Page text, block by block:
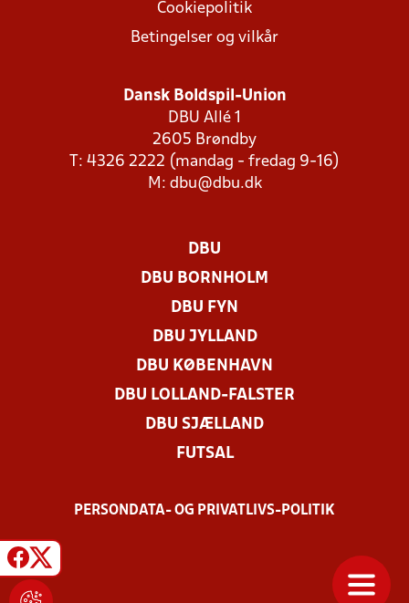
Cookiepolitik
Betingelser og vilkår
Dansk Boldspil-Union
DBU Allé 1
2605 Brøndby
T: 4326 2222 (mandag - fredag 9-16)
M: dbu@dbu.dk
DBU
DBU BORNHOLM
DBU FYN
DBU JYLLAND
DBU KØBENHAVN
DBU LOLLAND-FALSTER
DBU SJÆLLAND
FUTSAL
PERSONDATA- OG PRIVATLIVS-POLITIK